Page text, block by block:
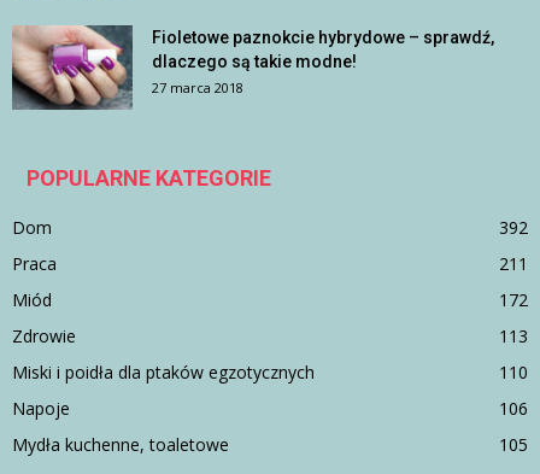
Fioletowe paznokcie hybrydowe – sprawdź,
dlaczego są takie modne!
27 marca 2018
POPULARNE KATEGORIE
Dom
392
Praca
211
Miód
172
Zdrowie
113
Miski i poidła dla ptaków egzotycznych
110
Napoje
106
Mydła kuchenne, toaletowe
105